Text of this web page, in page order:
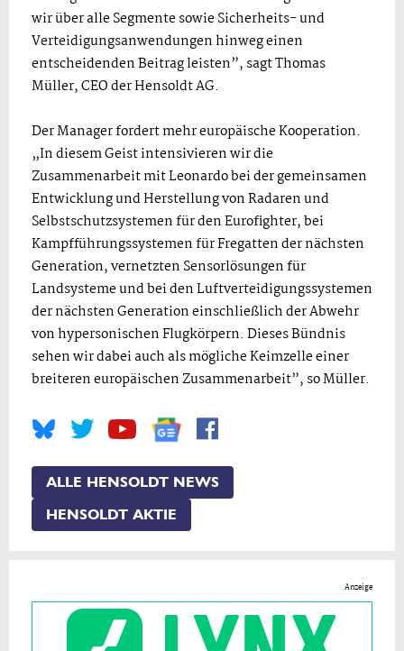
wir über alle Segmente sowie Sicherheits- und
Verteidigungsanwendungen hinweg einen
entscheidenden Beitrag leisten”, sagt Thomas
Müller, CEO der Hensoldt AG.
Der Manager fordert mehr europäische Kooperation.
„In diesem Geist intensivieren wir die
Zusammenarbeit mit Leonardo bei der gemeinsamen
Entwicklung und Herstellung von Radaren und
Selbstschutzsystemen für den Eurofighter, bei
Kampfführungssystemen für Fregatten der nächsten
Generation, vernetzten Sensorlösungen für
Landsysteme und bei den Luftverteidigungssystemen
der nächsten Generation einschließlich der Abwehr
von hypersonischen Flugkörpern. Dieses Bündnis
sehen wir dabei auch als mögliche Keimzelle einer
breiteren europäischen Zusammenarbeit”, so Müller.
ALLE HENSOLDT NEWS
HENSOLDT AKTIE
Anzeige